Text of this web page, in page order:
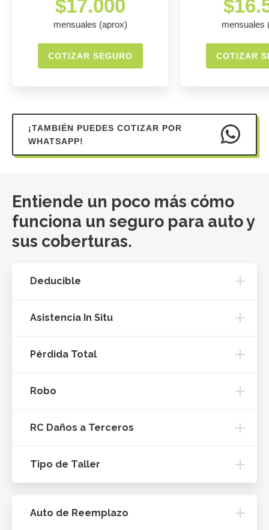
$17.000
mensuales (aprox)
COTIZAR SEGURO
mensuales
COTIZAR
¡TAMBIÉN PUEDES COTIZAR POR
WHATSAPP!
Entiende un poco más cómo
funciona un seguro para auto y
sus coberturas.
Deducible
Asistencia In Situ
Pérdida Total
Robo
RC Daños a Terceros
Tipo de Taller
Auto de Reemplazo